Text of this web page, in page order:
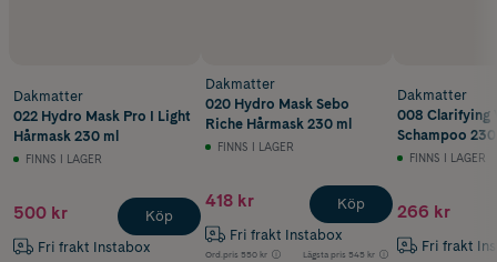
Dakmatter
022 Hydro Mask Pro I Light
Hårmask 230 ml
FINNS I LAGER
500 kr
Fri frakt Instabox
Köp
Dakmatter
020 Hydro Mask Sebo
Riche Hårmask 230 ml
FINNS I LAGER
418 kr
Fri frakt Instabox
Ord.pris 550 kr Lägsta pris 545 kr
Köp
Dakmatter
008 Clarifying
Schampoo
FINNS I LAGER
266 kr
Fri frakt